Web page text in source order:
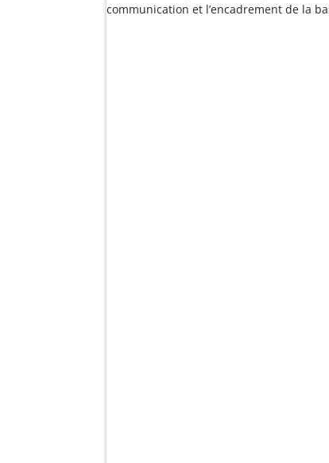
communication et l’encadrement de la